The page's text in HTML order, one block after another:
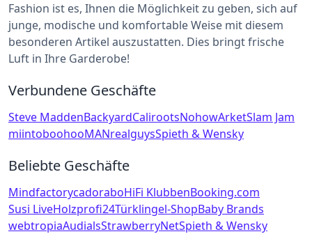
Fashion ist es, Ihnen die Möglichkeit zu geben, sich auf
junge, modische und komfortable Weise mit diesem
besonderen Artikel auszustatten. Dies bringt frische
Luft in Ihre Garderobe!
Verbundene Geschäfte
Steve MaddenBackyardCalirootsNohowArketSlam Jam
miintoboohooMANrealguysSpieth & Wensky
Beliebte Geschäfte
MindfactorycadoraboHiFi KlubbenBooking.com
Susi LiveHolzprofi24Türklingel-ShopBaby Brands
webtropiaAudialsStrawberryNetSpieth & Wensky